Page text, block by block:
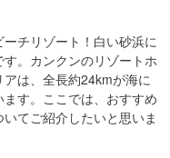
チリゾート！白い砂浜に
。カンクンのリゾートホ
は、全長約24kmが海に
す。ここでは、おすすめ
てご紹介したいと思いま